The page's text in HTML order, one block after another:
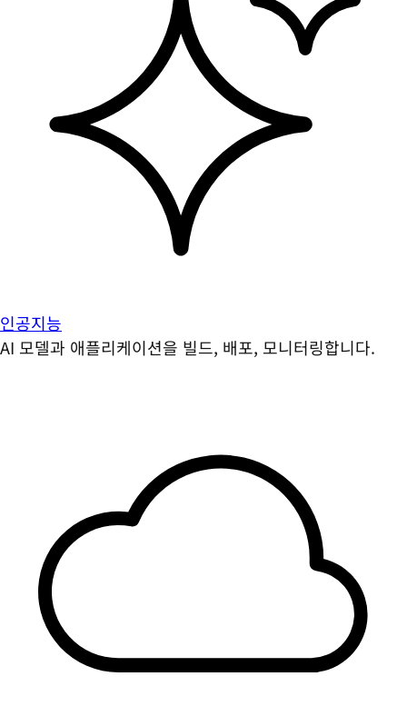
인공지능
AI 모델과 애플리케이션을 빌드, 배포, 모니터링합니다.